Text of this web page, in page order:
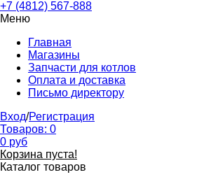
+7 (4812) 567-888
Меню
Главная
Магазины
Запчасти для котлов
Оплата и доставка
Письмо директору
Вход/Регистрация
Товаров: 0
0 руб
Корзина пуста!
Каталог товаров